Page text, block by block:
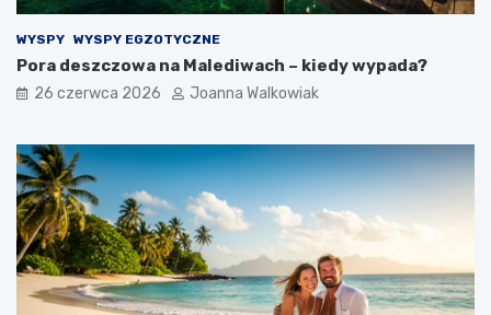
WYSPY WYSPY EGZOTYCZNE
Pora deszczowa na Malediwach – kiedy wypada?
26 czerwca 2026 Joanna Walkowiak